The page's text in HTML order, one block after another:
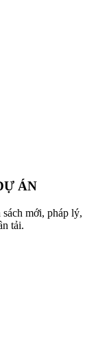
ÁN
mới, pháp lý,
tải.